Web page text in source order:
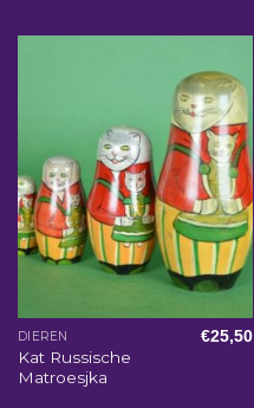
DIEREN
Kat Russische
Matroesjka
€25,50